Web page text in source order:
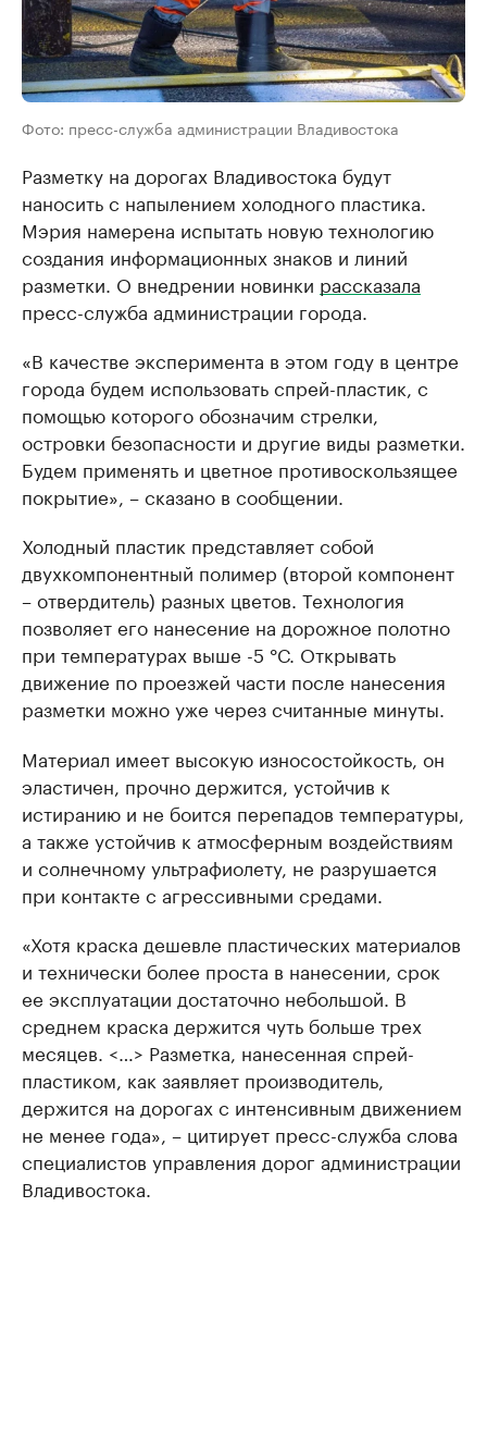
Фото: пресс-служба администрации Владивостока
Разметку на дорогах Владивостока будут
наносить с напылением холодного пластика.
Мэрия намерена испытать новую технологию
создания информационных знаков и линий
разметки. О внедрении новинки рассказала
пресс-служба администрации города.
«В качестве эксперимента в этом году в центре
города будем использовать спрей-пластик, с
помощью которого обозначим стрелки,
островки безопасности и другие виды разметки.
Будем применять и цветное противоскользящее
покрытие», – сказано в сообщении.
Холодный пластик представляет собой
двухкомпонентный полимер (второй компонент
– отвердитель) разных цветов. Технология
позволяет его нанесение на дорожное полотно
при температурах выше -5 °С. Открывать
движение по проезжей части после нанесения
разметки можно уже через считанные минуты.
Материал имеет высокую износостойкость, он
эластичен, прочно держится, устойчив к
истиранию и не боится перепадов температуры,
а также устойчив к атмосферным воздействиям
и солнечному ультрафиолету, не разрушается
при контакте с агрессивными средами.
«Хотя краска дешевле пластических материалов
и технически более проста в нанесении, срок
ее эксплуатации достаточно небольшой. В
среднем краска держится чуть больше трех
месяцев. <…> Разметка, нанесенная спрей-
пластиком, как заявляет производитель,
держится на дорогах с интенсивным движением
не менее года», – цитирует пресс-служба слова
специалистов управления дорог администрации
Владивостока.